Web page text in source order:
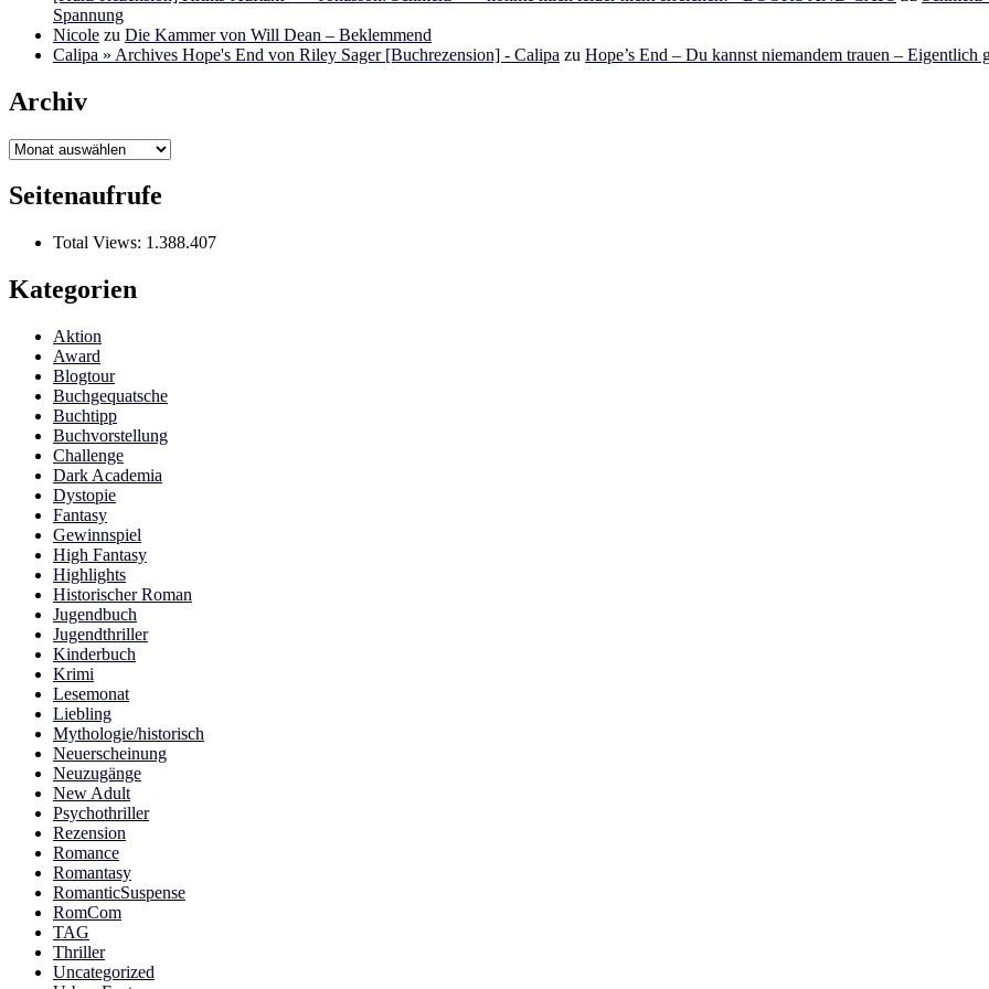
Spannung
Nicole zu Die Kammer von Will Dean – Beklemmend
Calipa » Archives Hope's End von Riley Sager [Buchrezension] - Calipa zu Hope’s End – Du kannst niemandem trauen – Eigentlich
Archiv
Archiv
Seitenaufrufe
Total Views: 1.388.407
Kategorien
Aktion
Award
Blogtour
Buchgequatsche
Buchtipp
Buchvorstellung
Challenge
Dark Academia
Dystopie
Fantasy
Gewinnspiel
High Fantasy
Highlights
Historischer Roman
Jugendbuch
Jugendthriller
Kinderbuch
Krimi
Lesemonat
Liebling
Mythologie/historisch
Neuerscheinung
Neuzugänge
New Adult
Psychothriller
Rezension
Romance
Romantasy
RomanticSuspense
RomCom
TAG
Thriller
Uncategorized